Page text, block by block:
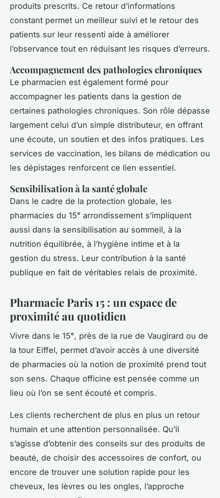
produits prescrits. Ce retour d’informations
constant permet un meilleur suivi et le retour des
patients sur leur ressenti aide à améliorer
l’observance tout en réduisant les risques d’erreurs.
Accompagnement des pathologies chroniques
Le pharmacien est également formé pour
accompagner les patients dans la gestion de
certaines pathologies chroniques. Son rôle dépasse
largement celui d’un simple distributeur, en offrant
une écoute, un soutien et des infos pratiques. Les
services de vaccination, les bilans de médication ou
les dépistages renforcent ce lien essentiel.
Sensibilisation à la santé globale
Dans le cadre de la protection globale, les
pharmacies du 15ᵉ arrondissement s’impliquent
aussi dans la sensibilisation au sommeil, à la
nutrition équilibrée, à l’hygiène intime et à la
gestion du stress. Leur contribution à la santé
publique en fait de véritables relais de proximité.
Pharmacie Paris 15 : un espace de
proximité au quotidien
Vivre dans le 15ᵉ, près de la rue de Vaugirard ou de
la tour Eiffel, permet d’avoir accès à une diversité
de pharmacies où la notion de proximité prend tout
son sens. Chaque officine est pensée comme un
lieu où l’on se sent écouté et compris.
Les clients recherchent de plus en plus un retour
humain et une attention personnalisée. Qu’il
s’agisse d’obtenir des conseils sur des produits de
beauté, de choisir des accessoires de confort, ou
encore de trouver une solution rapide pour les
cheveux, les lèvres ou les ongles, l’approche